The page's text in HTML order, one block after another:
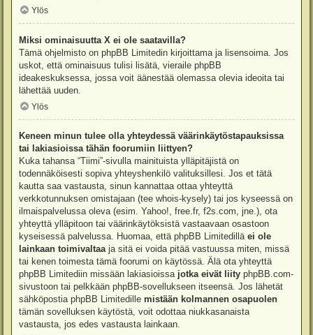
Ylös
Miksi ominaisuutta X ei ole saatavilla?
Tämä ohjelmisto on phpBB Limitedin kirjoittama ja lisensoima. Jos
uskot, että ominaisuus tulisi lisätä, vieraile phpBB
ideakeskuksessa , jossa voit äänestää olemassa olevia ideoita tai
lähettää uuden.
Ylös
Keneen minun tulee olla yhteydessä väärinkäytöstapauksissa
tai lakiasioissa tähän foorumiin liittyen?
Kuka tahansa “Tiimi”-sivulla mainituista ylläpitäjistä on
todennäköisesti sopiva yhteyshenkilö valituksillesi. Jos et tätä
kautta saa vastausta, sinun kannattaa ottaa yhteyttä
verkkotunnuksen omistajaan (tee whois-kysely) tai jos kyseessä on
ilmaispalvelussa oleva (esim. Yahoo!, free.fr, f2s.com, jne.), ota
yhteyttä ylläpitoon tai väärinkäytöksistä vastaavaan osastoon
kyseisessä palvelussa. Huomaa, että phpBB Limitedillä ei ole
lainkaan toimivaltaaja sitä ei voida pitää vastuussa miten, missä
tai kenen toimesta tämä foorumi on käytössä. Älä ota yhteyttä
phpBB Limitediin missään lakiasioissa jotka eivät liity phpBB.com-
sivustoon tai pelkkään phpBB-sovellukseen itseensä. Jos lähetät
sähköpostia phpBB Limitedille mistään kolmannen osapuolen
tämän sovelluksen käytöstä, voit odottaa niukkasanaista
vastausta, jos edes vastausta lainkaan.